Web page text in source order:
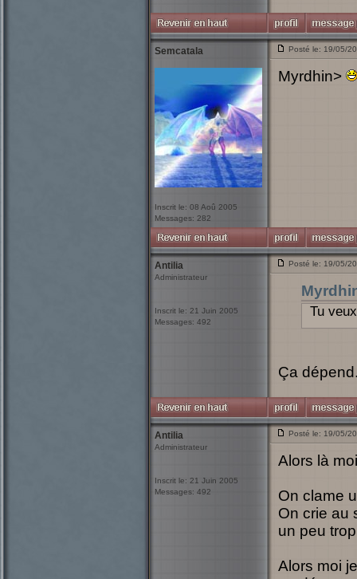
Semcatala
Inscrit le: 08 Aoû 2005
Messages: 282
Posté le: 19/05/
Myrdhin>
Antilia
Administrateur
Inscrit le: 21 Juin 2005
Messages: 492
Posté le: 19/05/
Tu
Ça
Antilia
Administrateur
Inscrit le: 21 Juin 2005
Messages: 492
Posté le: 19/05/
Alors là
On clame
On crie au
un peu
Alors moi